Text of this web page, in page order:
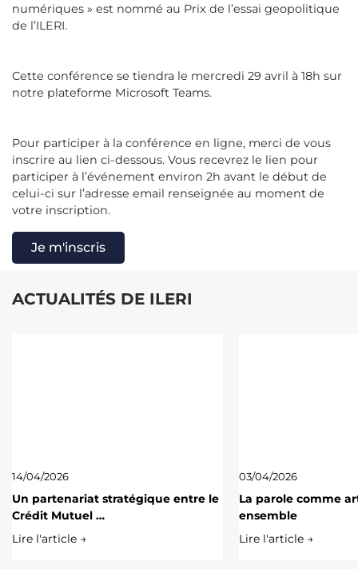
numériques » est nommé au Prix de l’essai geopolitique
de l’ILERI.
Cette conférence se tiendra le mercredi 29 avril à 18h sur
notre plateforme Microsoft Teams.
Pour participer à la conférence en ligne, merci de vous
inscrire au lien ci-dessous. Vous recevrez le lien pour
participer à l’événement environ 2h avant le début de
celui-ci sur l’adresse email renseignée au moment de
votre inscription.
Je m'inscris
ACTUALITÉS DE ILERI
14/04/2026
Un partenariat stratégique entre le
Crédit Mutuel …
Lire l'article →
03/04/2026
La parole comme
ensemble
Lire l'article →